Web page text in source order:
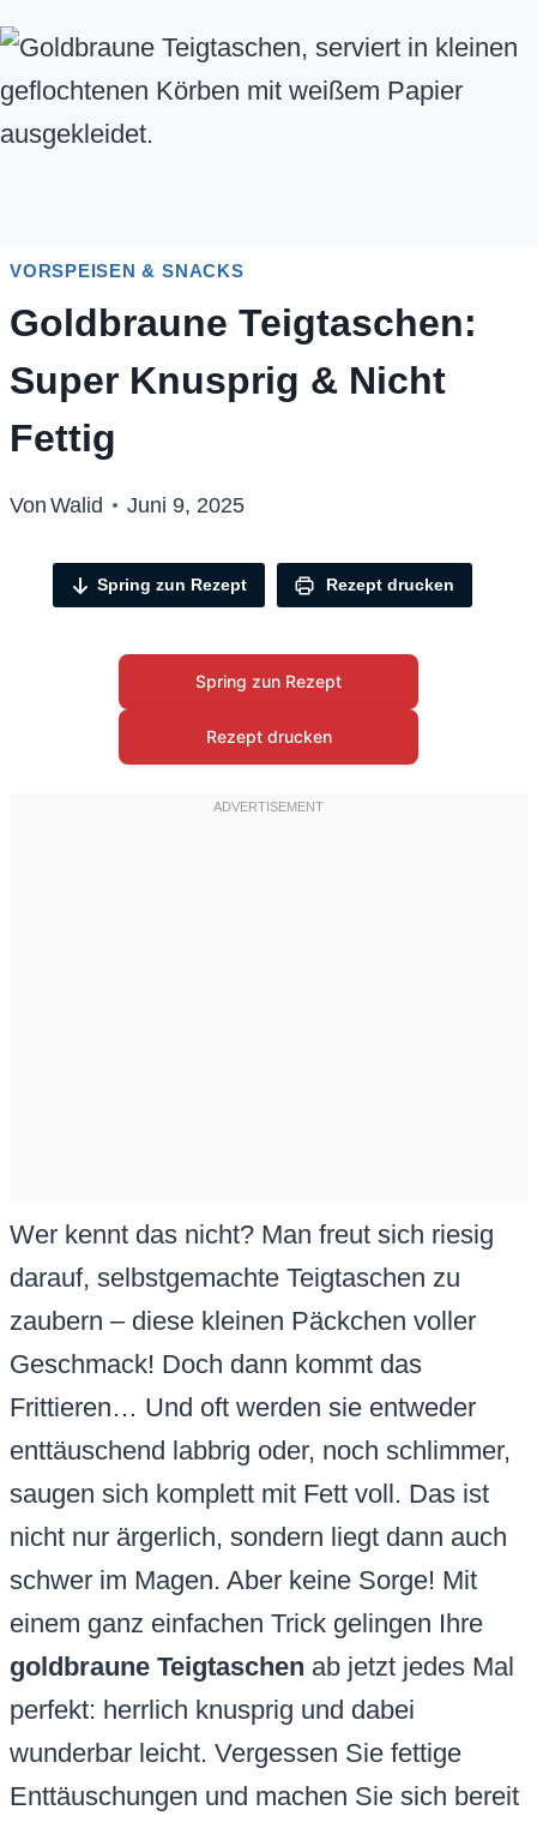
VORSPEISEN & SNACKS
Goldbraune Teigtaschen:
Super Knusprig & Nicht
Fettig
Von Walid Juni 9, 2025
Spring zun Rezept Rezept drucken
Spring zun Rezept
Rezept drucken
Wer kennt das nicht? Man freut sich riesig
darauf, selbstgemachte Teigtaschen zu
zaubern – diese kleinen Päckchen voller
Geschmack! Doch dann kommt das
Frittieren… Und oft werden sie entweder
enttäuschend labbrig oder, noch schlimmer,
saugen sich komplett mit Fett voll. Das ist
nicht nur ärgerlich, sondern liegt dann auch
schwer im Magen. Aber keine Sorge! Mit
einem ganz einfachen Trick gelingen Ihre
goldbraune Teigtaschen ab jetzt jedes Mal
perfekt: herrlich knusprig und dabei
wunderbar leicht. Vergessen Sie fettige
Enttäuschungen und machen Sie sich bereit